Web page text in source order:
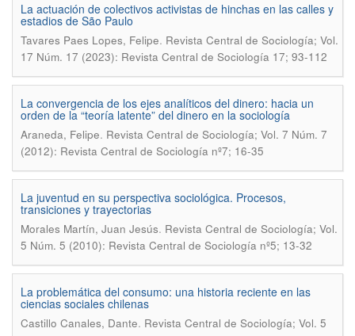
La actuación de colectivos activistas de hinchas en las calles y
estadios de São Paulo
Tavares Paes Lopes, Felipe. Revista Central de Sociología; Vol.
17 Núm. 17 (2023): Revista Central de Sociología 17; 93-112
La convergencia de los ejes analíticos del dinero: hacia un
orden de la “teoría latente” del dinero en la sociología
Araneda, Felipe. Revista Central de Sociología; Vol. 7 Núm. 7
(2012): Revista Central de Sociología nº7; 16-35
La juventud en su perspectiva sociológica. Procesos,
transiciones y trayectorias
Morales Martín, Juan Jesús. Revista Central de Sociología; Vol.
5 Núm. 5 (2010): Revista Central de Sociología nº5; 13-32
La problemática del consumo: una historia reciente en las
ciencias sociales chilenas
Castillo Canales, Dante. Revista Central de Sociología; Vol. 5